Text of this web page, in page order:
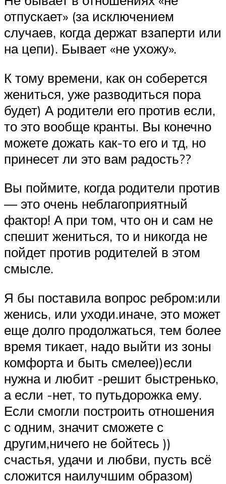
отпускает» (за исключением
случаев, когда держат взаперти или
на цепи). Бывает «не ухожу».
К тому времени, как он соберется
жениться, уже разводиться пора
будет) А родители его против если,
то это вообще кранты. Вы конечно
можете дожать как-то его и тд, но
принесет ли это вам радость??
Вы поймите, когда родители против
— это очень неблагоприятный
фактор! А при том, что он и сам не
спешит жениться, то и никогда не
пойдет против родителей в этом
смысле.
Я бы поставила вопрос ребром:или
женись, или уходи.иначе, это может
еще долго продолжаться, тем более
время тикает, надо выйти из зоны
комфорта и быть смелее))если
нужна и любит -решит быстренько,
а если -нет, то путьдорожка ему.
Если смогли построить отношения
с одним, значит сможете с
другим,ничего не бойтесь ))
счастья, удачи и любви, пусть всё
сложится наилучшим образом)